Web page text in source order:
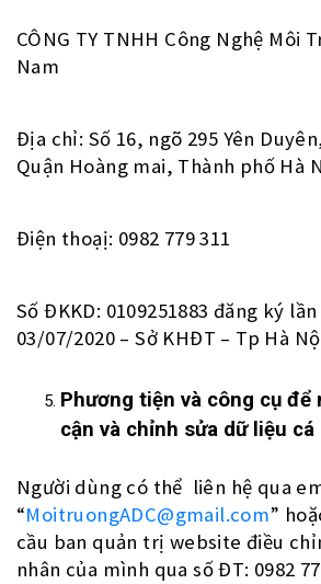
CÔNG TY TNHH Công Nghệ Môi
Nam
Địa chỉ: Số 16, ngõ 295 Yên
Quận Hoàng mai, Thành phố Hà
Điện thoạị: 0982 779 311
Số ĐKKD: 0109251883 đăng ký
03/07/2020 – Sở KHĐT – Tp Hà
Phương tiện và công cụ để
cận và chỉnh sửa dữ liệu
Người dùng có thể liên hệ qua
“MoitruongADC@gmail.com”
cầu ban quản trị website điều
nhân của mình qua số ĐT: 0982